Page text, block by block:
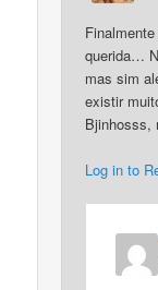
querida…
mas sim
existir
Bjinhosss,
Log in to